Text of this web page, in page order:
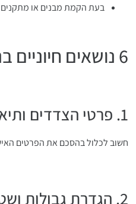
בעת הקמת מבנים או
6 נושאים חיוניים בניסוח הסכם בין שכנים
1. פרטי הצדדים ותיאור הנכסים
חשוב לכלול בהסכם את הפרטים
2. הגדרת גבולות ושטחים משותפים